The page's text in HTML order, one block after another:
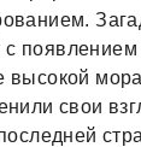
с
высокой
свои